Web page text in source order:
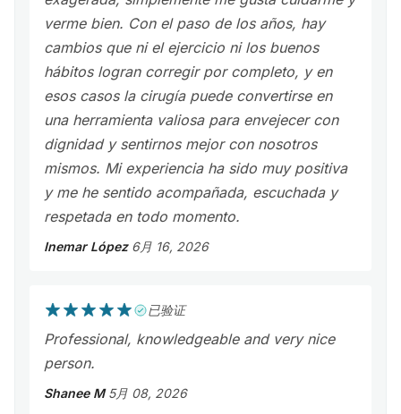
verme bien. Con el paso de los años, hay
cambios que ni el ejercicio ni los buenos
hábitos logran corregir por completo, y en
esos casos la cirugía puede convertirse en
una herramienta valiosa para envejecer con
dignidad y sentirnos mejor con nosotros
mismos. Mi experiencia ha sido muy positiva
y me he sentido acompañada, escuchada y
respetada en todo momento.
Inemar López 6月 16, 2026
已验证
Professional, knowledgeable and very nice
person.
Shanee M5月 08, 2026